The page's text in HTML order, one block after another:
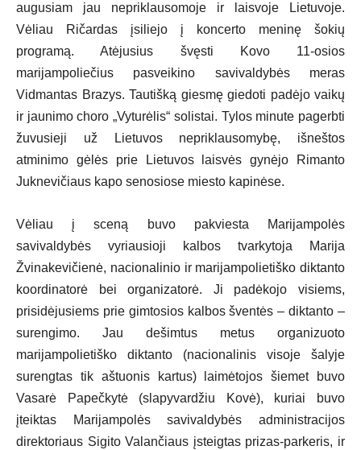
augusiam jau nepriklausomoje ir laisvoje Lietuvoje.
Vėliau Ričardas įsiliejo į koncerto meninę šokių
programą. Atėjusius švęsti Kovo 11-osios
marijampoliečius pasveikino savivaldybės meras
Vidmantas Brazys. Tautišką giesmę giedoti padėjo vaikų
ir jaunimo choro „Vyturėlis“ solistai. Tylos minute pagerbti
žuvusieji už Lietuvos nepriklausomybę, išneštos
atminimo gėlės prie Lietuvos laisvės gynėjo Rimanto
Juknevičiaus kapo senosiose miesto kapinėse.
Vėliau į sceną buvo pakviesta Marijampolės
savivaldybės vyriausioji kalbos tvarkytoja Marija
Žvinakevičienė, nacionalinio ir marijampolietiško diktanto
koordinatorė bei organizatorė. Ji padėkojo visiems,
prisidėjusiems prie gimtosios kalbos šventės – diktanto –
surengimo. Jau dešimtus metus organizuoto
marijampolietiško diktanto (nacionalinis visoje šalyje
surengtas tik aštuonis kartus) laimėtojos šiemet buvo
Vasarė Papečkytė (slapyvardžiu Kovė), kuriai buvo
įteiktas Marijampolės savivaldybės administracijos
direktoriaus Sigito Valančiaus įsteigtas prizas-parkeris, ir